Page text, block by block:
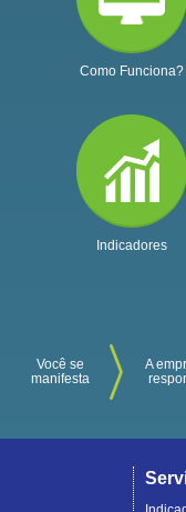
Como Funciona?
Indicadores
Você se
manifesta
A